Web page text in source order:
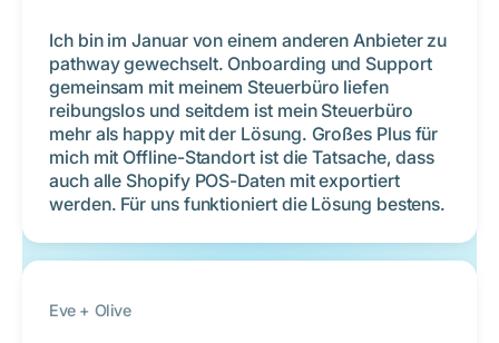
Ich bin im Januar von einem anderen Anbieter zu
pathway gewechselt. Onboarding und Support
gemeinsam mit meinem Steuerbüro liefen
reibungslos und seitdem ist mein Steuerbüro
mehr als happy mit der Lösung. Großes Plus für
mich mit Offline-Standort ist die Tatsache, dass
auch alle Shopify POS-Daten mit exportiert
werden. Für uns funktioniert die Lösung bestens.
Eve + Olive